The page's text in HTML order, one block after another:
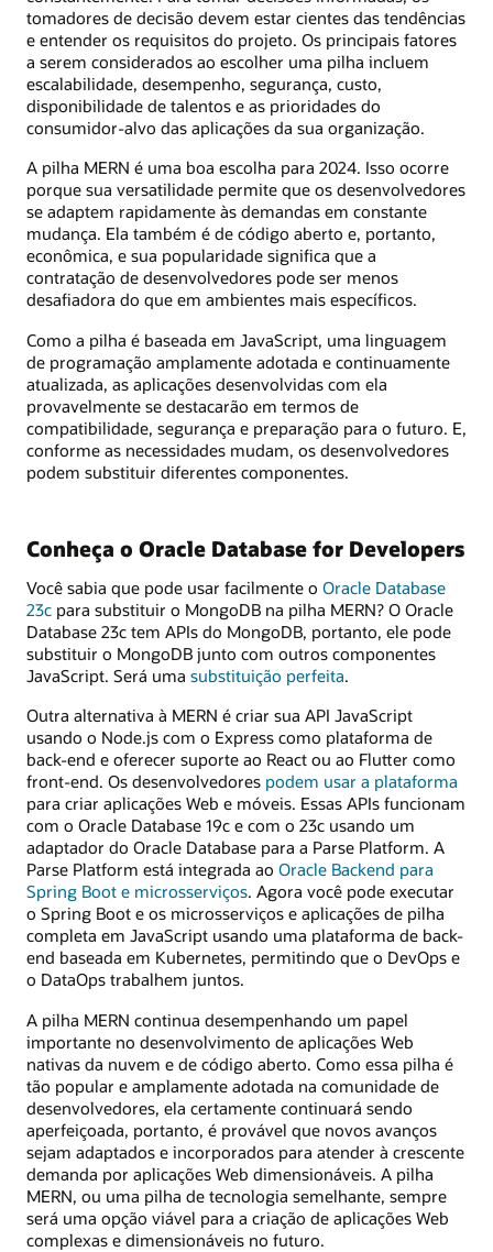
tomadores de decisão devem estar cientes das tendências
e entender os requisitos do projeto. Os principais fatores
a serem considerados ao escolher uma pilha incluem
escalabilidade, desempenho, segurança, custo,
disponibilidade de talentos e as prioridades do
consumidor-alvo das aplicações da sua organização.
A pilha MERN é uma boa escolha para 2024. Isso ocorre
porque sua versatilidade permite que os desenvolvedores
se adaptem rapidamente às demandas em constante
mudança. Ela também é de código aberto e, portanto,
econômica, e sua popularidade significa que a
contratação de desenvolvedores pode ser menos
desafiadora do que em ambientes mais específicos.
Como a pilha é baseada em JavaScript, uma linguagem
de programação amplamente adotada e continuamente
atualizada, as aplicações desenvolvidas com ela
provavelmente se destacarão em termos de
compatibilidade, segurança e preparação para o futuro. E,
conforme as necessidades mudam, os desenvolvedores
podem substituir diferentes componentes.
Conheça o Oracle Database for Developers
Você sabia que pode usar facilmente o Oracle Database
23c para substituir o MongoDB na pilha MERN? O Oracle
Database 23c tem APIs do MongoDB, portanto, ele pode
substituir o MongoDB junto com outros componentes
JavaScript. Será uma substituição perfeita.
Outra alternativa à MERN é criar sua API JavaScript
usando o Node.js com o Express como plataforma de
back-end e oferecer suporte ao React ou ao Flutter como
front-end. Os desenvolvedores podem usar a plataforma
para criar aplicações Web e móveis. Essas APIs funcionam
com o Oracle Database 19c e com o 23c usando um
adaptador do Oracle Database para a Parse Platform. A
Parse Platform está integrada ao Oracle Backend para
Spring Boot e microsserviços. Agora você pode executar
o Spring Boot e os microsserviços e aplicações de pilha
completa em JavaScript usando uma plataforma de back-
end baseada em Kubernetes, permitindo que o DevOps e
o DataOps trabalhem juntos.
A pilha MERN continua desempenhando um papel
importante no desenvolvimento de aplicações Web
nativas da nuvem e de código aberto. Como essa pilha é
tão popular e amplamente adotada na comunidade de
desenvolvedores, ela certamente continuará sendo
aperfeiçoada, portanto, é provável que novos avanços
sejam adaptados e incorporados para atender à crescente
demanda por aplicações Web dimensionáveis. A pilha
MERN, ou uma pilha de tecnologia semelhante, sempre
será uma opção viável para a criação de aplicações Web
complexas e dimensionáveis no futuro.